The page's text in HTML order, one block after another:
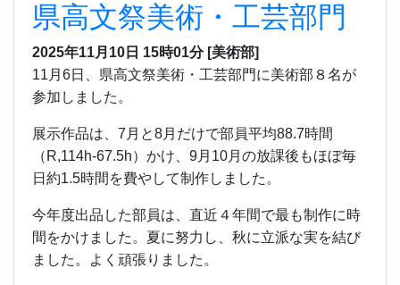
県高文祭美術・工芸部門
2025年11月10日 15時01分 [美術部]
11月6日、県高文祭美術・工芸部門に美術部８名が
参加しました。
展示作品は、7月と8月だけで部員平均88.7時間
（R,114h-67.5h）かけ、9月10月の放課後もほぼ毎
日約1.5時間を費やして制作しました。
今年度出品した部員は、直近４年間で最も制作に時
間をかけました。夏に努力し、秋に立派な実を結び
ました。よく頑張りました。